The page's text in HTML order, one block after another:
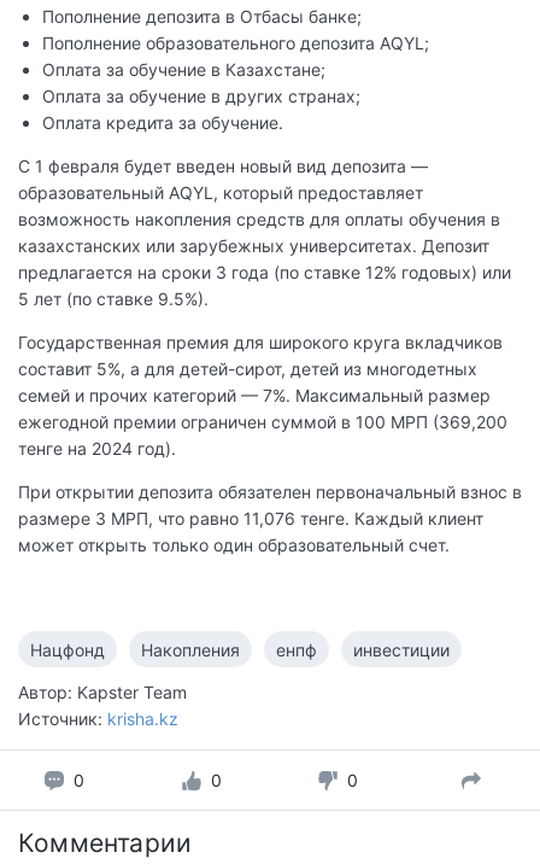
Пополнение депозита в Отбасы банке;
Пополнение образовательного депозита AQYL;
Оплата за обучение в Казахстане;
Оплата за обучение в других странах;
Оплата кредита за обучение.
С 1 февраля будет введен новый вид депозита —
образовательный AQYL, который предоставляет
возможность накопления средств для оплаты обучения в
казахстанских или зарубежных университетах. Депозит
предлагается на сроки 3 года (по ставке 12% годовых) или
5 лет (по ставке 9.5%).
Государственная премия для широкого круга вкладчиков
составит 5%, а для детей-сирот, детей из многодетных
семей и прочих категорий — 7%. Максимальный размер
ежегодной премии ограничен суммой в 100 МРП (369,200
тенге на 2024 год).
При открытии депозита обязателен первоначальный взнос в
размере 3 МРП, что равно 11,076 тенге. Каждый клиент
может открыть только один образовательный счет.
Нацфонд Накопления енпф инвестиции
Автор: Kapster Team
Источник: krisha.kz
0 0 0
Комментарии